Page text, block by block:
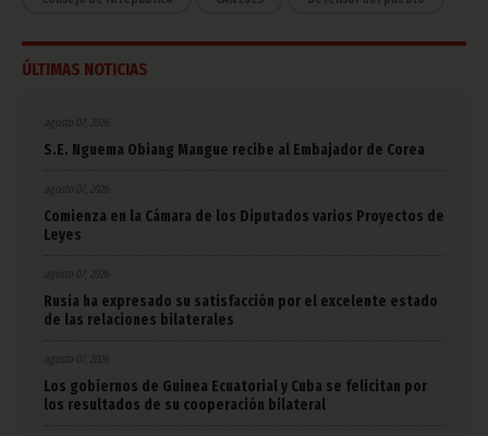
ÚLTIMAS NOTICIAS
agosto 07, 2026
S.E. Nguema Obiang Mangue recibe al Embajador de Corea
agosto 07, 2026
Comienza en la Cámara de los Diputados varios Proyectos de
Leyes
agosto 07, 2026
Rusia ha expresado su satisfacción por el excelente estado
de las relaciones bilaterales
agosto 07, 2026
Los gobiernos de Guinea Ecuatorial y Cuba se felicitan por
los resultados de su cooperación bilateral